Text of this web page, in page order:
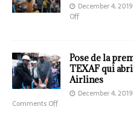
December 4, 2019
Off
Pose de la
TEXAF qui
Airlines
December 4, 2019
Comments Off